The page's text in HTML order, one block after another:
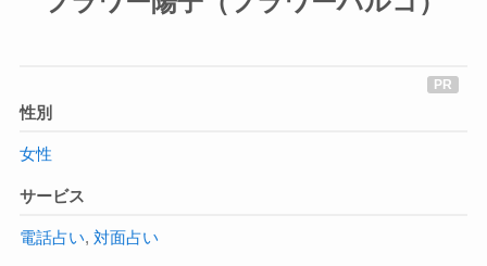
性別
女性
サービス
電話占い, 対面占い